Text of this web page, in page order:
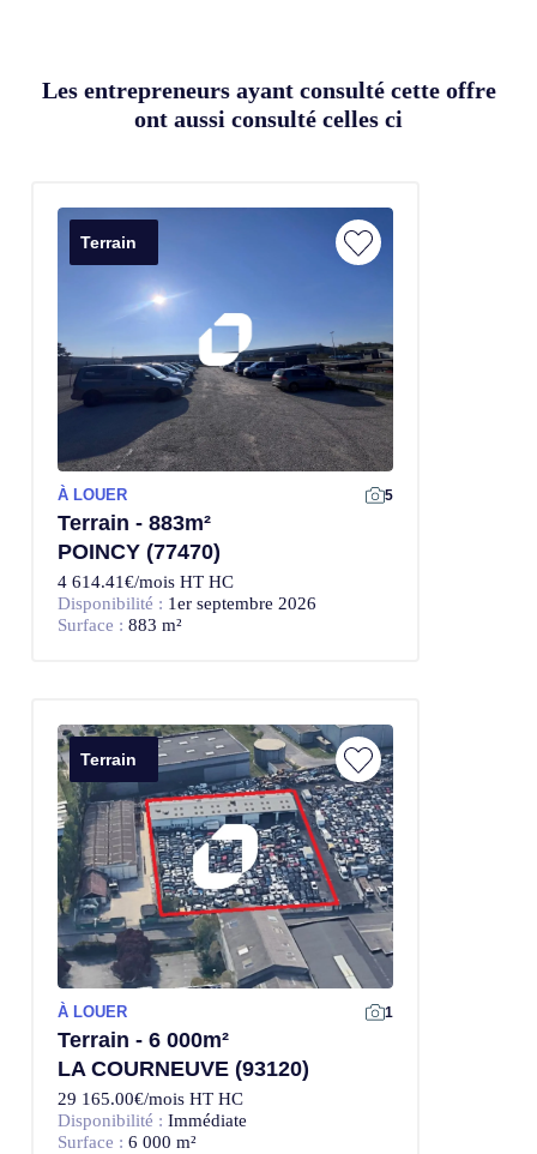
Les entrepreneurs ayant consulté cette offre
ont aussi consulté celles ci
Terrain
À LOUER 5
Terrain - 883m²
POINCY (77470)
4 614.41€/mois HT HC
Disponibilité : 1er septembre 2026
Surface : 883 m²
Terrain
À LOUER 1
Terrain - 6 000m²
LA COURNEUVE (93120)
29 165.00€/mois HT HC
Disponibilité : Immédiate
Surface : 6 000 m²